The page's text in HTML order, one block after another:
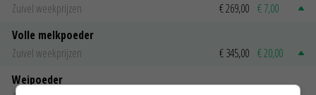
Zuivel weekprijzen
€ 269,00 € 7,00
Volle melkpoeder
Zuivel weekprijzen
€ 345,00 € 20,00
Weipoeder